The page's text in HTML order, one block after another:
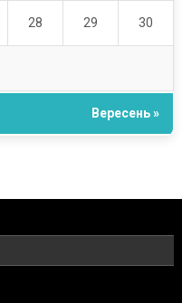
28 29 30
Вересень »